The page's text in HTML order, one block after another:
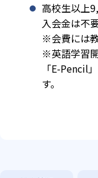
高校生以上
入会金は不
※会費には
※英語学習
「E-Pencil
す。